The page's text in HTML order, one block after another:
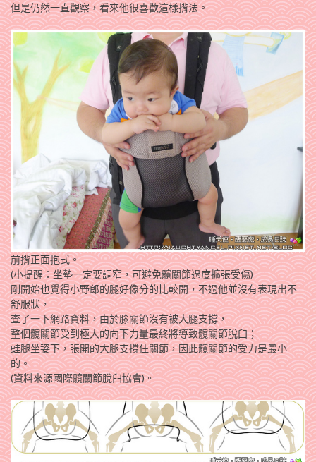
但是仍然一直觀察，看來他很喜歡這樣揹法。
前揹正面抱式。
(小提醒：坐墊一定要調窄，可避免髖關節過度擴張受傷)
剛開始也覺得小野郎的腿好像分的比較開，不過他並沒有表現出不
舒服狀，
查了一下網路資料，由於膝關節沒有被大腿支撐，
整個髖關節受到極大的向下力量最終將導致髖關節脫臼；
蛙腿坐姿下，張開的大腿支撐住關節，因此髖關節的受力是最小
的。
(資料來源國際髖關節脫臼協會)。